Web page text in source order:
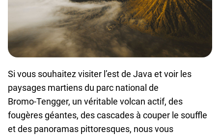
Si vous souhaitez visiter l’est de Java et voir les
paysages martiens du parc national de
Bromo‑Tengger, un véritable volcan actif, des
fougères géantes, des cascades à couper le souffle
et des panoramas pittoresques, nous vous